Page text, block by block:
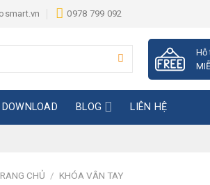
0978 799 092
Hỗ
DOWNLOAD BLOG LIÊN HỆ
CHỦ / KHÓA VÂN TAY